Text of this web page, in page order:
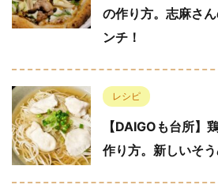
の作り方。志麻さ
ンチ！
レシピ
【DAIGOも台所】
作り方。新しいそ